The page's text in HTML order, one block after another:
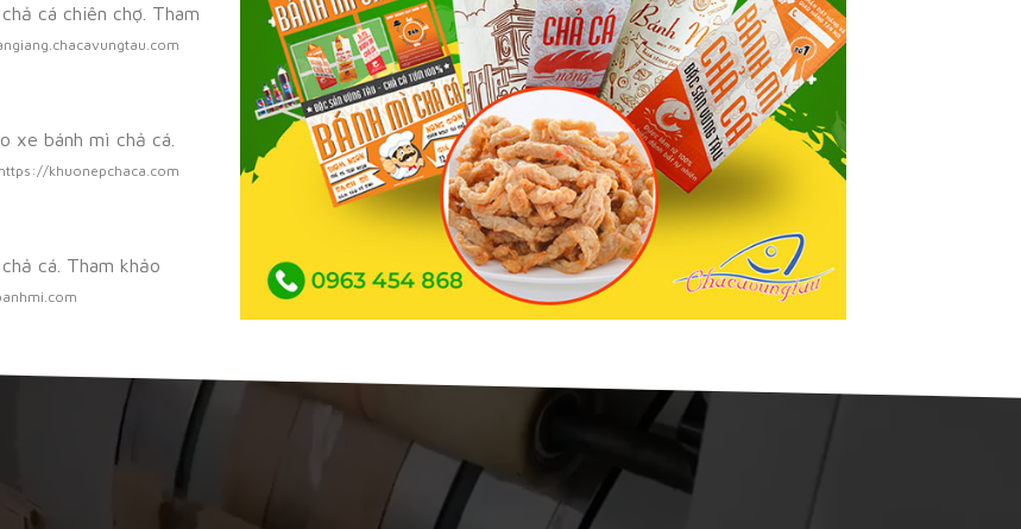
cá chiên chợ. Tham
xe bánh mì chả cá.
https://khuonepchaca.com
chả cá. Tham khảo